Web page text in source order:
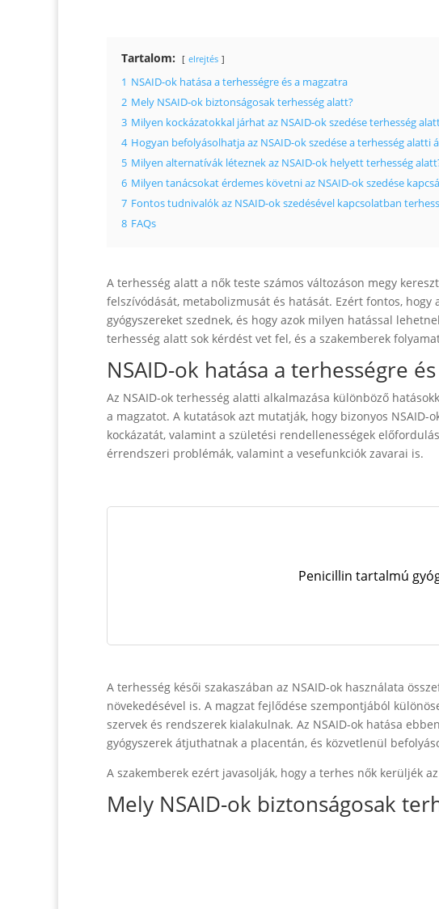
Tartalom: elrejtés
1 NSAID-ok hatása a terhességre és a magzatra
2 Mely NSAID-ok biztonságosak terhesség alatt?
3 Milyen kockázatokkal járhat az NSAID-ok szedése terhesség
4 Hogyan befolyásolhatja az NSAID-ok szedése a terhesség alatti
5 Milyen alternatívák léteznek az NSAID-ok helyett terhesség
6 Milyen tanácsokat érdemes követni az NSAID-ok szedése
7 Fontos tudnivalók az NSAID-ok szedésével kapcsolatban
8 FAQs
A terhesség alatt a nők teste számos változáson megy
felszívódását, metabolizmusát és hatását. Ezért fontos,
gyógyszereket szednek, és hogy azok milyen hatással
terhesség alatt sok kérdést vet fel, és a szakemberek
NSAID-ok hatása a terhességre
Az NSAID-ok terhesség alatti alkalmazása különböző
a magzatot. A kutatások azt mutatják, hogy bizonyos
kockázatát, valamint a születési rendellenességek
érrendszeri problémák, valamint a vesefunkciók zavarai is.
Penicillin tartalmú
A terhesség késői szakaszában az NSAID-ok használata
növekedésével is. A magzat fejlődése szempontjából
szervek és rendszerek kialakulnak. Az NSAID-ok hatása
gyógyszerek átjuthatnak a placentán, és közvetlenül
A szakemberek ezért javasolják, hogy a terhes nők kerüljék
Mely NSAID-ok biztonságosak